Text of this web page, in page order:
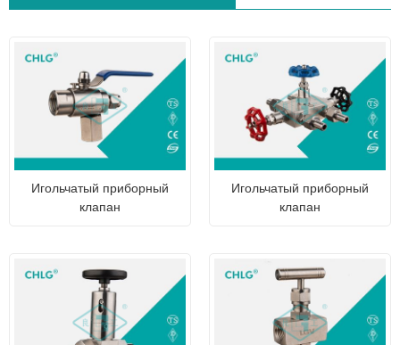
Игольчатый приборный
клапан
Игольчатый приборный
клапан